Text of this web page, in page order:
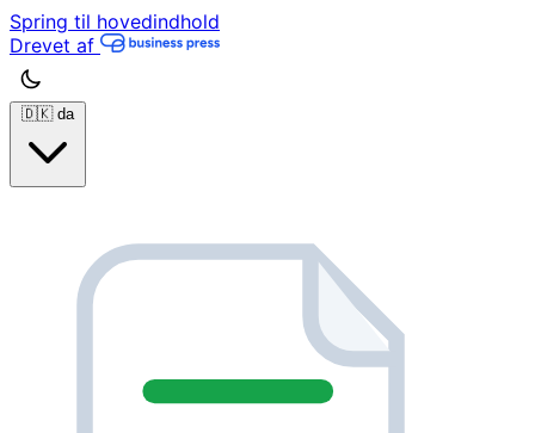
Spring til hovedindhold
Drevet af
🇩🇰 da